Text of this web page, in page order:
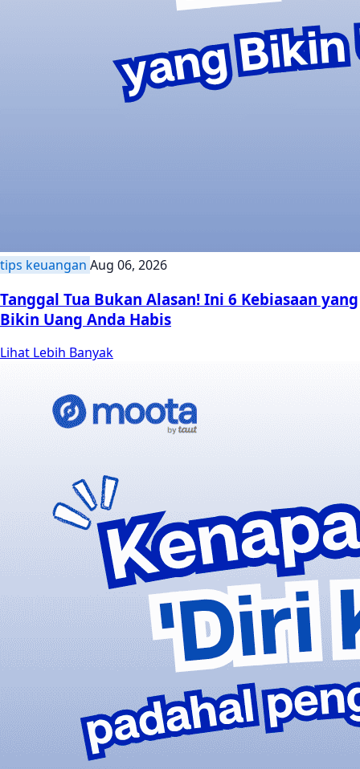
tips keuangan Aug 06, 2026
Tanggal Tua Bukan Alasan! Ini 6 Kebiasaan yang
Bikin Uang Anda Habis
Lihat Lebih Banyak